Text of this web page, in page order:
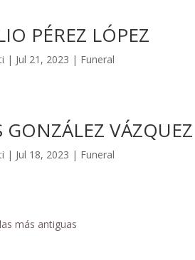
PÉREZ LÓPEZ
| Jul 21, 2023 | Funeral
GONZÁLEZ VÁZQUEZ
| Jul 18, 2023 | Funeral
más antiguas